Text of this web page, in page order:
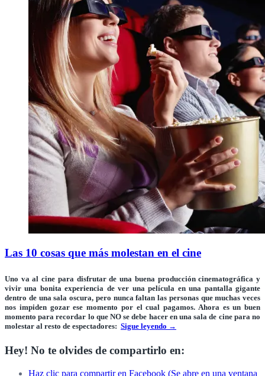
Las 10 cosas que más molestan en el cine
Uno va al cine para disfrutar de una buena producción cinematográfica y
vivir una bonita experiencia de ver una película en una pantalla gigante
dentro de una sala oscura, pero nunca faltan las personas que muchas veces
nos impiden gozar ese momento por el cual pagamos. Ahora es un buen
momento para recordar lo queNO se debe hacer en una sala de cine para no
molestar al resto de espectadores: Sigue leyendo →
Hey! No te olvides de compartirlo en:
Haz clic para compartir en Facebook (Se abre en una ventana